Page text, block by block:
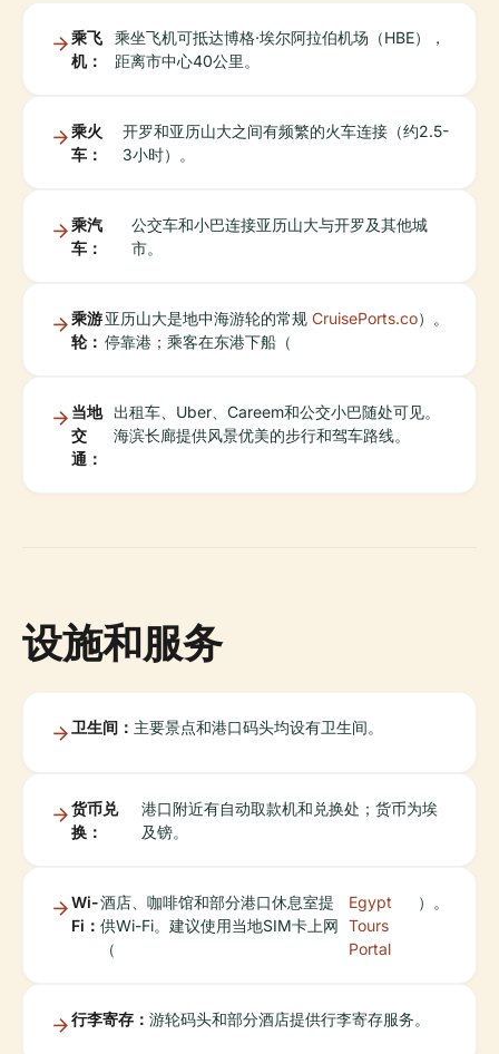
乘飞
机：
乘坐飞机可抵达博格·埃尔阿拉伯机场（HBE），
距离市中心40公里。
乘火
车：
开罗和亚历山大之间有频繁的火车连接（约2.5-
3小时）。
乘汽
车：
公交车和小巴连接亚历山大与开罗及其他城
市。
乘游
轮：
亚历山大是地中海游轮的常规
停靠港；乘客在东港下船（
CruisePorts.co）。
当地
交
通：
出租车、Uber、Careem和公交小巴随处可见。
海滨长廊提供风景优美的步行和驾车路线。
设施和服务
卫生间： 主要景点和港口码头均设有卫生间。
货币兑
换：
港口附近有自动取款机和兑换处；货币为埃
及镑。
Wi-
Fi：
酒店、咖啡馆和部分港口休息室提
供Wi-Fi。建议使用当地SIM卡上网
（
Egypt
Tours
Portal
）。
行李寄存： 游轮码头和部分酒店提供行李寄存服务。